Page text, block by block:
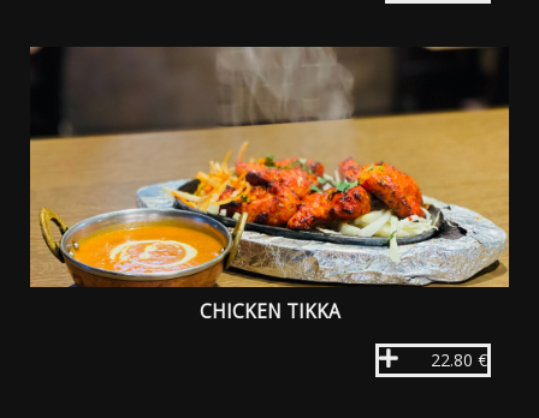
CHICKEN TIKKA
22.80 €